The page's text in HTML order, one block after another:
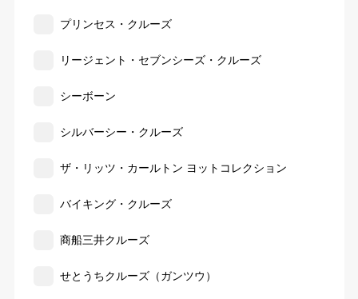
プリンセス・クルーズ
リージェント・セブンシーズ・クルーズ
シーボーン
シルバーシー・クルーズ
ザ・リッツ・カールトン ヨットコレクション
バイキング・クルーズ
商船三井クルーズ
せとうちクルーズ（ガンツウ）